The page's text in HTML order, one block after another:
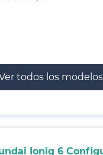
todos los modelos
Ioniq 6